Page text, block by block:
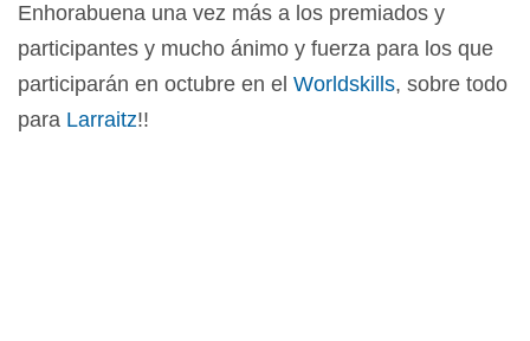
Enhorabuena una vez más a los premiados y
participantes y mucho ánimo y fuerza para los que
participarán en octubre en el Worldskills, sobre todo
para Larraitz!!